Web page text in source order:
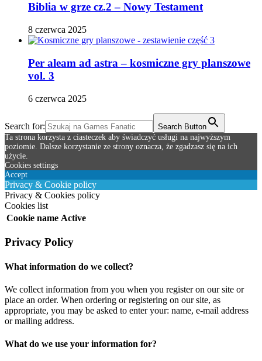
Biblia w grze cz.2 – Nowy Testament
8 czerwca 2025
Per aleam ad astra – kosmiczne gry planszowe
vol. 3
6 czerwca 2025
Search for:
Search Button
Ta strona korzysta z ciasteczek aby świadczyć usługi na najwyższym
poziomie. Dalsze korzystanie ze strony oznacza, że zgadzasz się na ich
użycie.
Cookies settings
Accept
Privacy & Cookie policy
Privacy & Cookies policy
Cookies list
Cookie name Active
Privacy Policy
What information do we collect?
We collect information from you when you register on our site or
place an order. When ordering or registering on our site, as
appropriate, you may be asked to enter your: name, e-mail address
or mailing address.
What do we use your information for?